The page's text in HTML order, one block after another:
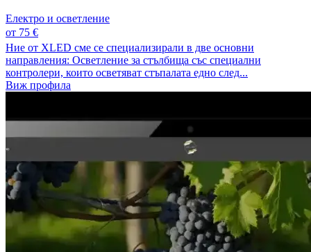
Електро и осветление
от 75 €
Ние от XLED сме се специализирали в две основни
направления: Осветление за стълбища със специални
контролери, които осветяват стъпалата едно след...
Виж профила